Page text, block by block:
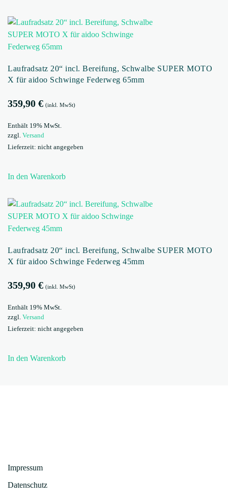
Laufradsatz 20“ incl. Bereifung, Schwalbe SUPER MOTO
X für aidoo Schwinge Federweg 65mm
359,90 € (inkl. MwSt)
Enthält 19% MwSt.
zzgl. Versand
Lieferzeit: nicht angegeben
In den Warenkorb
Laufradsatz 20“ incl. Bereifung, Schwalbe SUPER MOTO
X für aidoo Schwinge Federweg 45mm
359,90 € (inkl. MwSt)
Enthält 19% MwSt.
zzgl. Versand
Lieferzeit: nicht angegeben
In den Warenkorb
Impressum
Datenschutz